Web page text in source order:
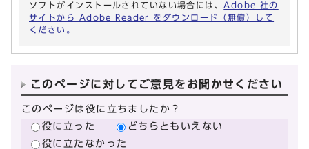
ソフトがインストールされていない場合には、 Adobe 社の
サイトから Adobe Reader をダウンロード（無償）して
ください。
このページに対してご意見をお聞かせください
このページは役に立ちましたか？
役に立った
どちらともいえない
役に立たなかった